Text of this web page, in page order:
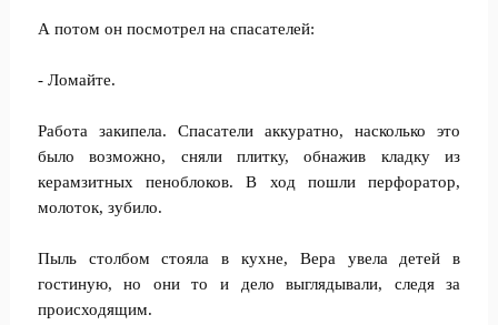
А потом он посмотрел на спасателей:
- Ломайте.
Работа закипела. Спасатели аккуратно, насколько это
было возможно, сняли плитку, обнажив кладку из
керамзитных пеноблоков. В ход пошли перфоратор,
молоток, зубило.
Пыль столбом стояла в кухне, Вера увела детей в
гостиную, но они то и дело выглядывали, следя за
происходящим.